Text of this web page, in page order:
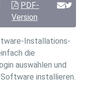
PDF-
Version
Installations-
die
auswählen und
installieren.